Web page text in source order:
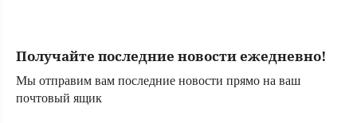
Получайте последние новости ежедневно!
Мы отправим вам последние новости прямо на ваш
почтовый ящик